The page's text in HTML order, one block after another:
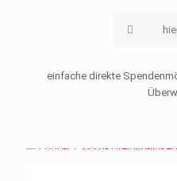
einfache direkte